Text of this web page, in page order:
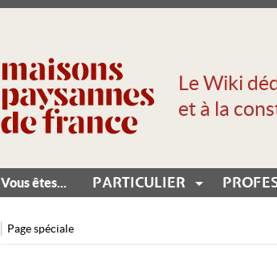
Le Wiki
et à la
Vous êtes... PARTICULIER
Page spéciale